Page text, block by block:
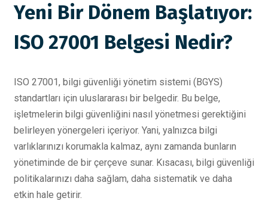
Yeni Bir Dönem Başlatıyor:
ISO 27001 Belgesi Nedir?
ISO 27001, bilgi güvenliği yönetim sistemi (BGYS)
standartları için uluslararası bir belgedir. Bu belge,
işletmelerin bilgi güvenliğini nasıl yönetmesi gerektiğini
belirleyen yönergeleri içeriyor. Yani, yalnızca bilgi
varlıklarınızı korumakla kalmaz, aynı zamanda bunların
yönetiminde de bir çerçeve sunar. Kısacası, bilgi güvenliği
politikalarınızı daha sağlam, daha sistematik ve daha
etkin hale getirir.